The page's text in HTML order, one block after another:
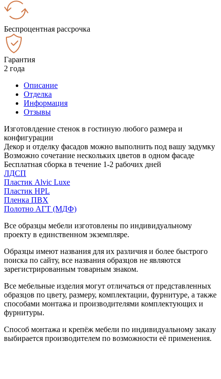
Беспроцентная рассрочка
Гарантия
2 года
Описание
Отделка
Информация
Отзывы
Изготовлдение стенок в гостиную любого размера и
конфигурации
Декор и отделку фасадов можно выполнить под вашу задумку
Возможно сочетание нескольких цветов в одном фасаде
Бесплатная сборка в течение 1-2 рабочих дней
ЛДСП
Пластик Alvic Luxe
Пластик HPL
Пленка ПВХ
Полотно АГТ (МДФ)
Все образцы мебели изготовлены по индивидуальному
проекту в единственном экземпляре.
Образцы имеют названия для их различия и более быстрого
поиска по сайту, все названия образцов не являются
зарегистрированным товарным знаком.
Все мебельные изделия могут отличаться от представленных
образцов по цвету, размеру, комплектации, фурнитуре, а также
способами монтажа и производителями комплектующих и
фурнитуры.
Способ монтажа и крепёж мебели по индивидуальному заказу
выбирается производителем по возможности её применения.